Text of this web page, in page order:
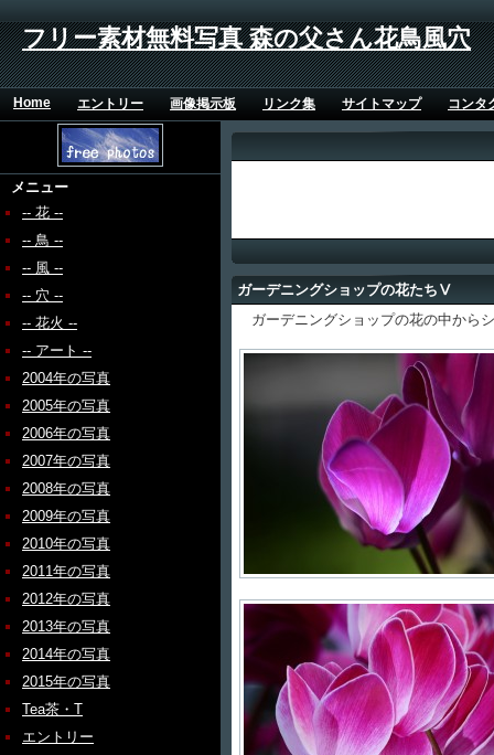
フリー素材無料写真 森の父さん花鳥風穴
Home エントリー 画像掲示板 リンク集 サイトマップ コンタ
メニュー
-- 花 --
-- 鳥 --
-- 風 --
-- 穴 --
-- 花火 --
-- アート --
2004年の写真
2005年の写真
2006年の写真
2007年の写真
2008年の写真
2009年の写真
2010年の写真
2011年の写真
2012年の写真
2013年の写真
2014年の写真
2015年の写真
Tea茶・T
エントリー
ガーデニングショップの花たちⅤ
ガーデニングショップの花の中から